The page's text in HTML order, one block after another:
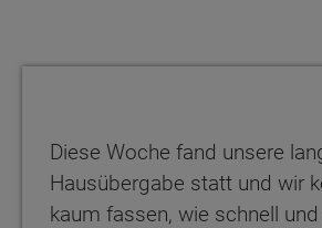
Diese Woche fand unsere
Hausübergabe statt und wir
kaum fassen, wie schnell